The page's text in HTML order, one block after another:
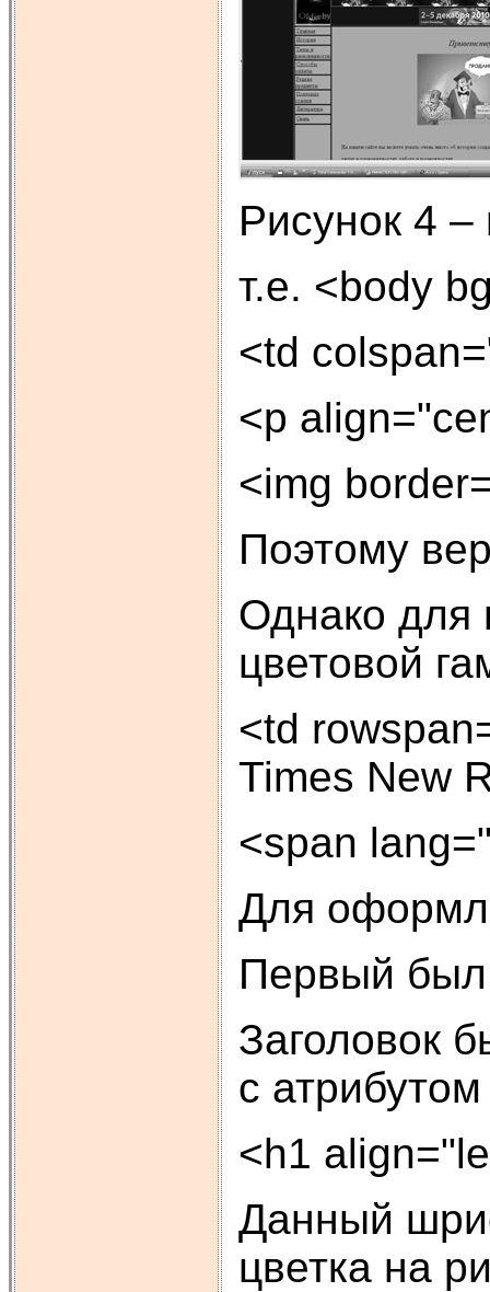
Рисунок 4
т.е. <body
<td
<p
<img
Поэтому
Однако для
цветовой
<td
Times New
<span
Для
Первый был
Заголовок
с
<h1
Данный
цветка на